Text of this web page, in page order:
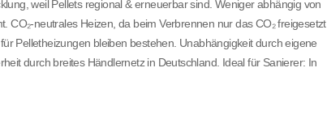
weil Pellets regional & erneuerbar sind. Weniger abhängig von
neutrales Heizen, da beim Verbrennen nur das CO₂ freigesetzt
Pelletheizungen bleiben bestehen. Unabhängigkeit durch eigene
durch breites Händlernetz in Deutschland. Ideal für Sanierer: In